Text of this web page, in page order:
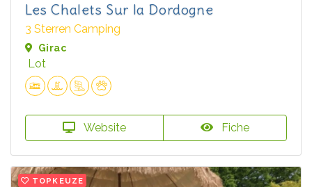
Les Chalets Sur la Dordogne
3 Sterren Camping
Girac
Lot
Website Fiche
TOPKEUZE